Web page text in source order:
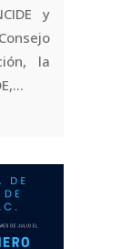
y
la